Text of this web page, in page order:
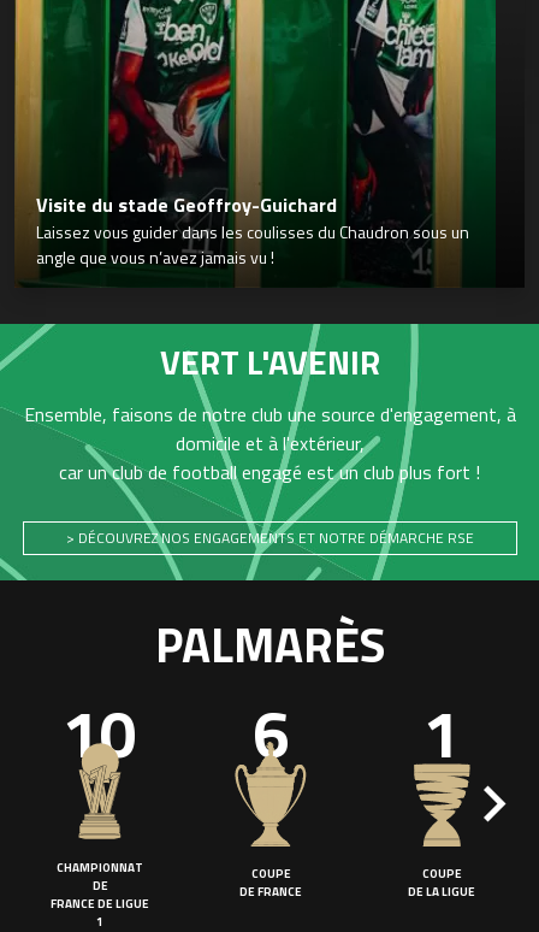
Visite du stade Geoffroy-Guichard
Laissez vous guider dans les coulisses du Chaudron sous un
angle que vous n’avez jamais vu !
VERT L'AVENIR
Ensemble, faisons de notre club une source d'engagement, à
domicile et à l'extérieur,
car un club de football engagé est un club plus fort !
> DÉCOUVREZ NOS ENGAGEMENTS ET NOTRE DÉMARCHE RSE
PALMARÈS
10
CHAMPIONNAT
DE
FRANCE DE LIGUE
1
6
COUPE
DE FRANCE
1
COUPE
DE LA LIGUE